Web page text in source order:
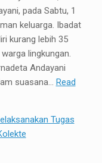
pada Sabtu, 1
keluarga. Ibadat
kurang lebih 35
lingkungan.
Andayani
suasana… Read
Tugas